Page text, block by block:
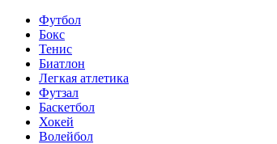
Футбол
Бокс
Тенис
Биатлон
Легкая атлетика
Футзал
Баскетбол
Хокей
Волейбол